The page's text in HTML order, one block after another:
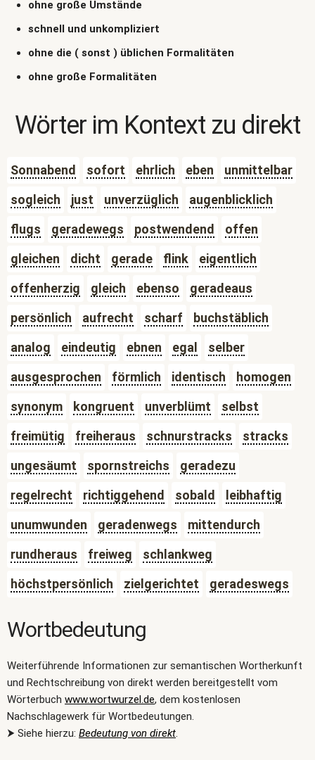
ohne große Umstände
schnell und unkompliziert
ohne die ( sonst ) üblichen Formalitäten
ohne große Formalitäten
Wörter im Kontext zu direkt
Sonnabend sofort ehrlich eben
unmittelbar
sogleich
just unverzüglich
augenblicklich
flugs
geradewegs postwendend
offen
gleichen
dicht gerade flink
eigentlich
offenherzig
gleich ebenso
geradeaus
persönlich
aufrecht scharf
buchstäblich
analog
eindeutig ebnen egal
selber
ausgesprochen
förmlich identisch
homogen
synonym
kongruent unverblümt
selbst
freimütig
freiheraus schnurstracks
stracks
ungesäumt
spornstreichs
geradezu
regelrecht
richtiggehend sobald
leibhaftig
unumwunden
geradenwegs
mittendurch
rundheraus
freiweg
schlankweg
höchstpersönlich
zielgerichtet geradeswegs
Wortbedeutung
Weiterführende Informationen zur semantischen Wortherkunft
und Rechtschreibung von direkt werden bereitgestellt vom
Wörterbuch www.wortwurzel.de, dem kostenlosen
Nachschlagewerk für Wortbedeutungen.
⮞ Siehe hierzu: Bedeutung von direkt.